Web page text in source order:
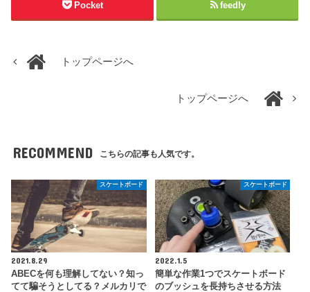
Pocket feedly
トップページへ
トップページへ
RECOMMEND こちらの記事も人気です。
スケートボード
2021.8.29
ABECを何も理解してない？知っ
てて騙そうとしてる？メルカリで
スケートボード
2022.1.5
簡単な作業1つでスケートボード
のブッシュを長持ちさせる方法